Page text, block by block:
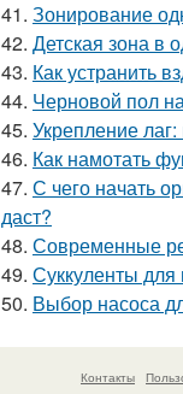
41. Зонирование
42. Детская зона в
43. Как устранить
44. Черновой пол
45. Укрепление
46. Как намотать
47. С чего начать
даст?
48. Современные
49. Суккуленты
50. Выбор насоса
Контакты